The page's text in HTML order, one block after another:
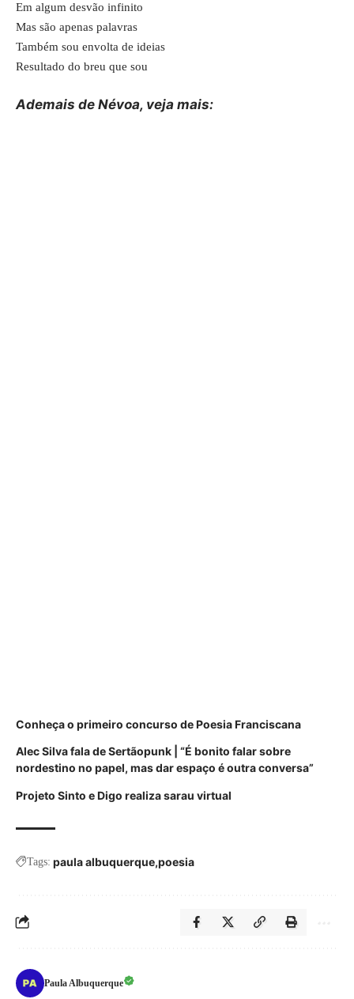
Em algum desvão infinito
Mas são apenas palavras
Também sou envolta de ideias
Resultado do breu que sou
Ademais de Névoa, veja mais:
Conheça o primeiro concurso de Poesia Franciscana
Alec Silva fala de Sertãopunk | “É bonito falar sobre
nordestino no papel, mas dar espaço é outra conversa”
Projeto Sinto e Digo realiza sarau virtual
Tags: paula albuquerque poesia
Paula Albuquerque